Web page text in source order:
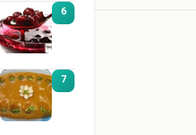
6
7